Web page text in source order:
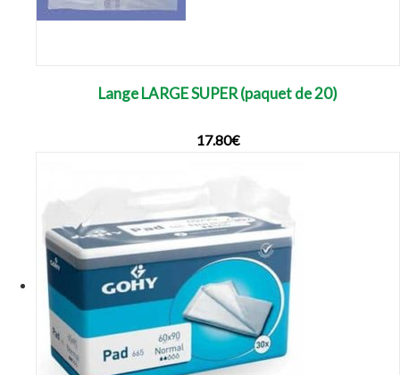
Lange LARGE SUPER (paquet de 20)
17.80€